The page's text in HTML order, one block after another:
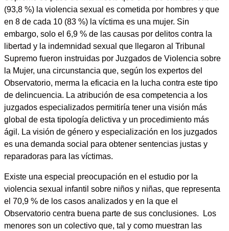
(93,8 %) la violencia sexual es cometida por hombres y que
en 8 de cada 10 (83 %) la víctima es una mujer. Sin
embargo, solo el 6,9 % de las causas por delitos contra la
libertad y la indemnidad sexual que llegaron al Tribunal
Supremo fueron instruidas por Juzgados de Violencia sobre
la Mujer, una circunstancia que, según los expertos del
Observatorio, merma la eficacia en la lucha contra este tipo
de delincuencia. La atribución de esa competencia a los
juzgados especializados permitiría tener una visión más
global de esta tipología delictiva y un procedimiento más
ágil. La visión de género y especialización en los juzgados
es una demanda social para obtener sentencias justas y
reparadoras para las víctimas.
Existe una especial preocupación en el estudio por la
violencia sexual infantil sobre niños y niñas, que representa
el 70,9 % de los casos analizados y en la que el
Observatorio centra buena parte de sus conclusiones. Los
menores son un colectivo que, tal y como muestran las